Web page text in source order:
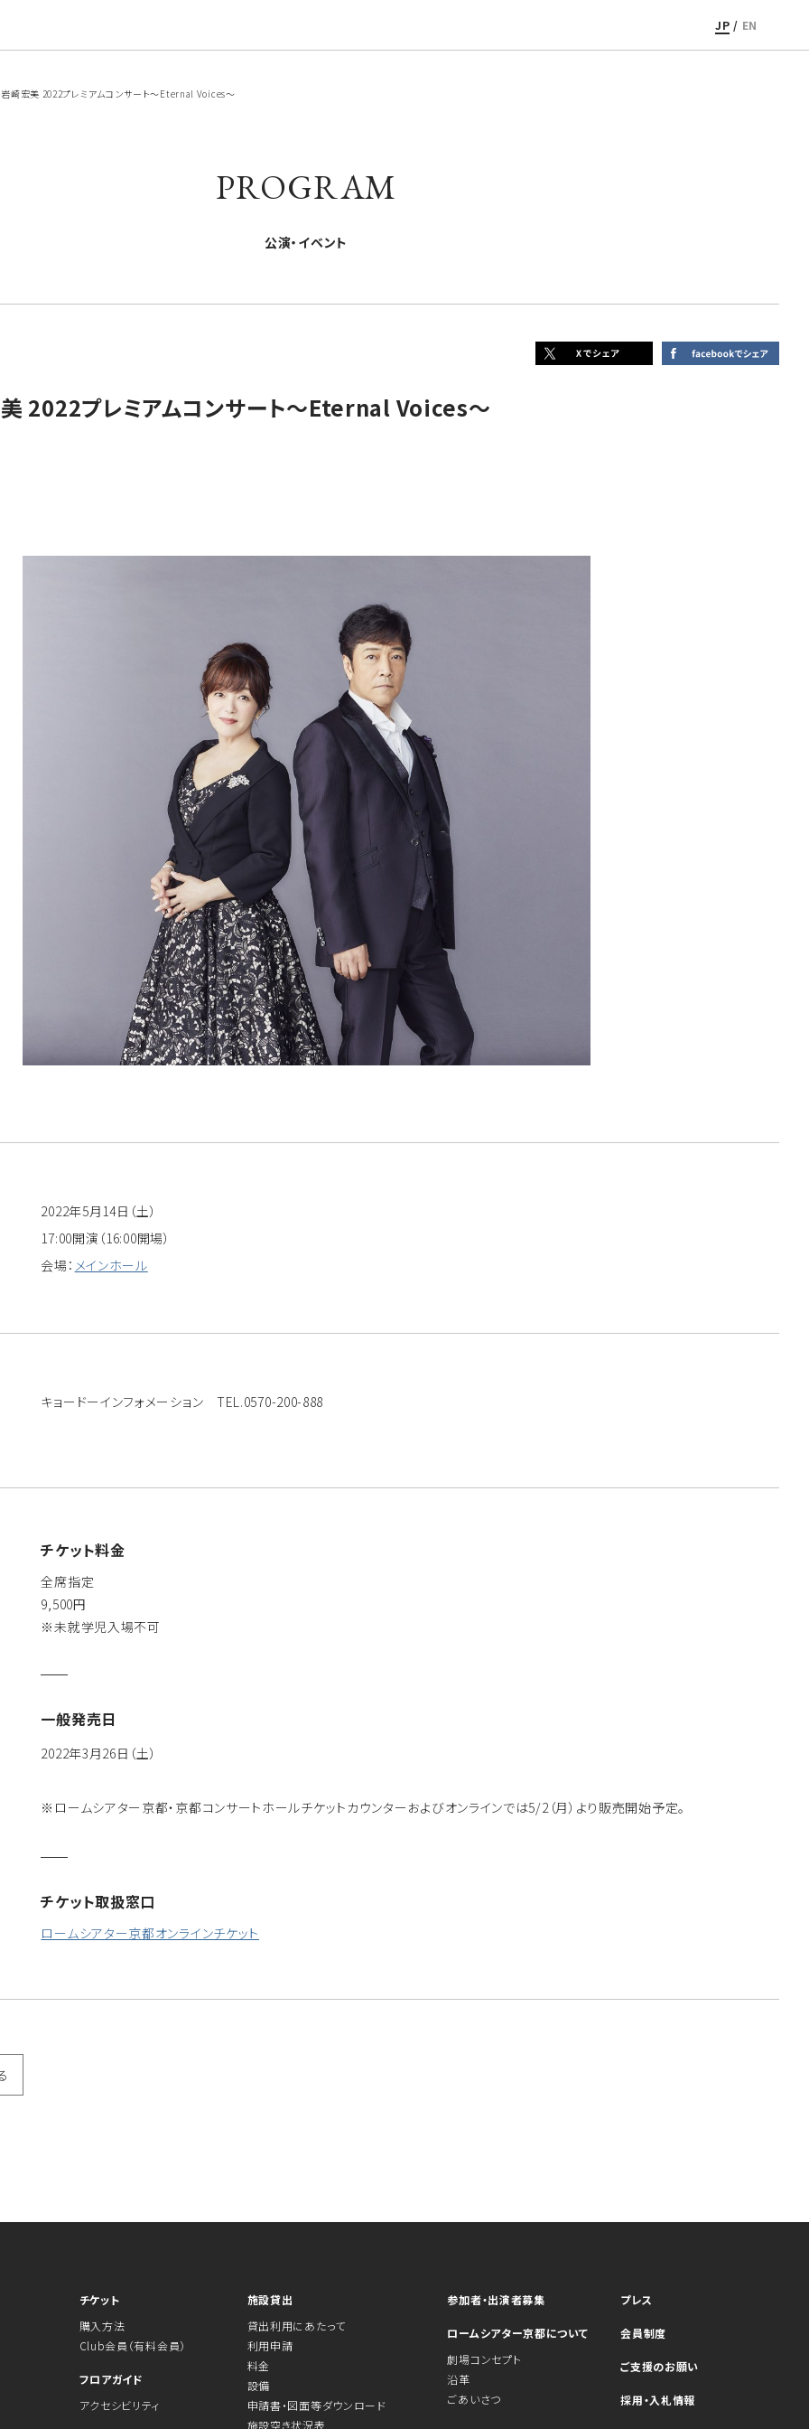
JP / EN
崎宏美 2022プレミアムコンサート〜Eternal Voices〜
PROGRAM
公演・イベント
2022プレミアムコンサート〜Eternal Voices〜
2022年5月14日（土）
17:00開演（16:00開場）
会場： メインホール
キョードーインフォメーション TEL.0570-200-888
チケット料金
全席指定
9,500円
※未就学児入場不可
一般発売日
2022年3月26日（土）
※ロームシアター京都・京都コンサートホールチケットカウンターおよびオンラインでは5/2（月）より販売開始予定。
チケット取扱窓口
ロームシアター京都オンラインチケット
チケット
購入方法
Club会員（有料会員）
フロアガイド
アクセシビリティ
施設貸出
貸出利用にあたって
利用申請
料金
設備
申請書・図面等ダウンロード
施設空き状況表
参加者・出演者募集
ロームシアター京都について
劇場コンセプト
沿革
ごあいさつ
プレス
会員制度
ご支援のお願い
採用・入札情報